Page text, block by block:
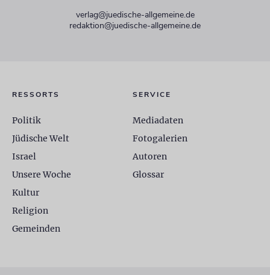
verlag@juedische-allgemeine.de
redaktion@juedische-allgemeine.de
RESSORTS
Politik
Jüdische Welt
Israel
Unsere Woche
Kultur
Religion
Gemeinden
SERVICE
Mediadaten
Fotogalerien
Autoren
Glossar